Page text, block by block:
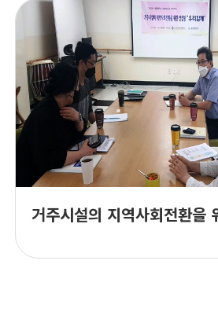
거주시설의 지역사회전환을